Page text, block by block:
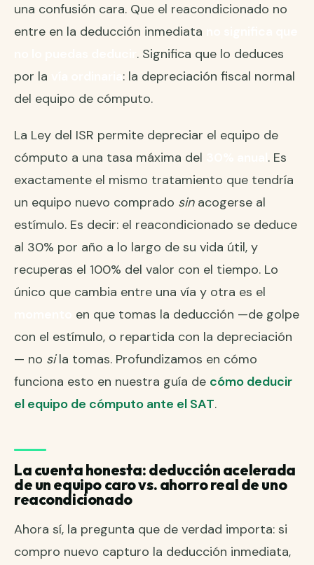
una confusión cara. Que el reacondicionado no
entre en la deducción inmediata
. Significa que lo deduces
por la
: la depreciación fiscal normal
del equipo de cómputo.
La Ley del ISR permite depreciar el equipo de
cómputo a una tasa máxima del
. Es
exactamente el mismo tratamiento que tendría
un equipo nuevo comprado sinacogerse al
estímulo. Es decir: el reacondicionado se deduce
al 30% por año a lo largo de su vida útil, y
recuperas el 100% del valor con el tiempo. Lo
único que cambia entre una vía y otra es el
en que tomas la deducción —de golpe
con el estímulo, o repartida con la depreciación
— no sila tomas. Profundizamos en cómo
funciona esto en nuestra guía de cómo deducir
el equipo de cómputo ante el SAT.
La cuenta honesta: deducción acelerada
de un equipo caro vs. ahorro real de uno
reacondicionado
Ahora sí, la pregunta que de verdad importa: si
compro nuevo capturo la deducción inmediata,